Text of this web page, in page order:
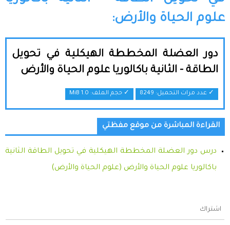
علوم الحياة والأرض:
دور العضلة المخططة الهيكلية في تحويل
الطاقة - الثانية باكالوريا علوم الحياة والأرض
✓ عدد مرات التحميل: 8249 ✓ حجم الملف: 1.0 MiB
القراءة المباشرة من موقع مفظتي
درس دور العضلة المخططة الهيكلية في تحويل الطاقة الثانية
باكالوريا علوم الحياة والأرض (علوم الحياة والأرض)
اشتراك